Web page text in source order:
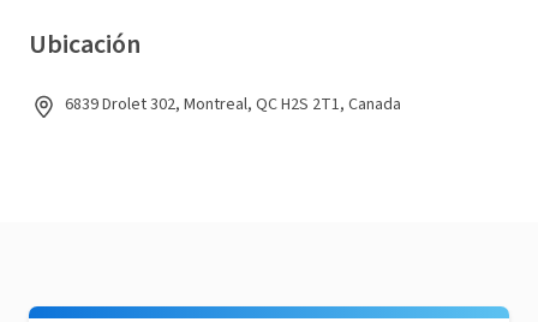
Ubicación
6839 Drolet 302, Montreal, QC H2S 2T1, Canada